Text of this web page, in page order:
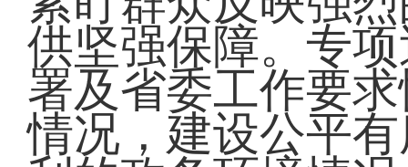
供坚强保障。专
署及省委工作要
情况，建设公平